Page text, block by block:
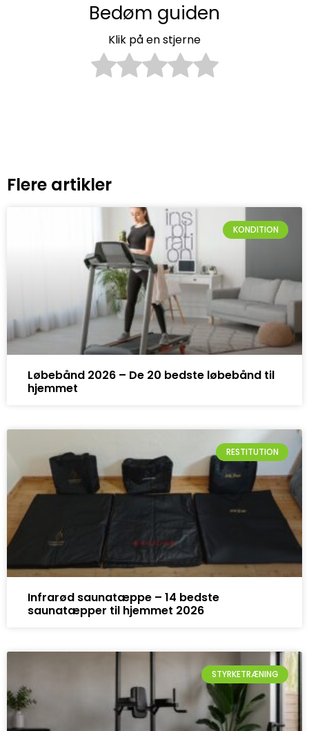
Bedøm guiden
Klik på en stjerne
Flere artikler
KONDITION
Løbebånd 2026 – De 20 bedste løbebånd til
hjemmet
RESTITUTION
Infrarød saunatæppe – 14 bedste
saunatæpper til hjemmet 2026
STYRKETRÆNING